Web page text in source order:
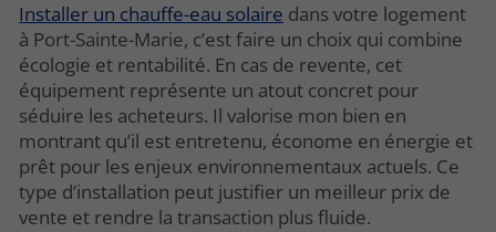
Installer un chauffe-eau solaire dans votre logement
à Port-Sainte-Marie, c’est faire un choix qui combine
écologie et rentabilité. En cas de revente, cet
équipement représente un atout concret pour
séduire les acheteurs. Il valorise mon bien en
montrant qu’il est entretenu, économe en énergie et
prêt pour les enjeux environnementaux actuels. Ce
type d’installation peut justifier un meilleur prix de
vente et rendre la transaction plus fluide.